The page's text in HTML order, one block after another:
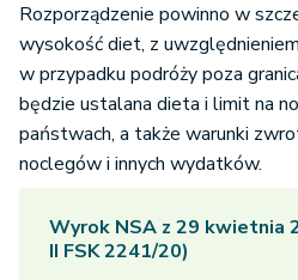
Rozporządzenie powinno w
wysokość diet, z
w przypadku podróży poza
będzie ustalana dieta i limit na
państwach, a także warunki
noclegów i innych wydatków.
Wyrok NSA z 29 kwietnia
II FSK 2241/20)